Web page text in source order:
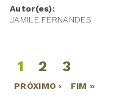
Autor(es):
JAMILE FERNANDES
Páginas
1 2 3
PRÓXIMO › FIM »